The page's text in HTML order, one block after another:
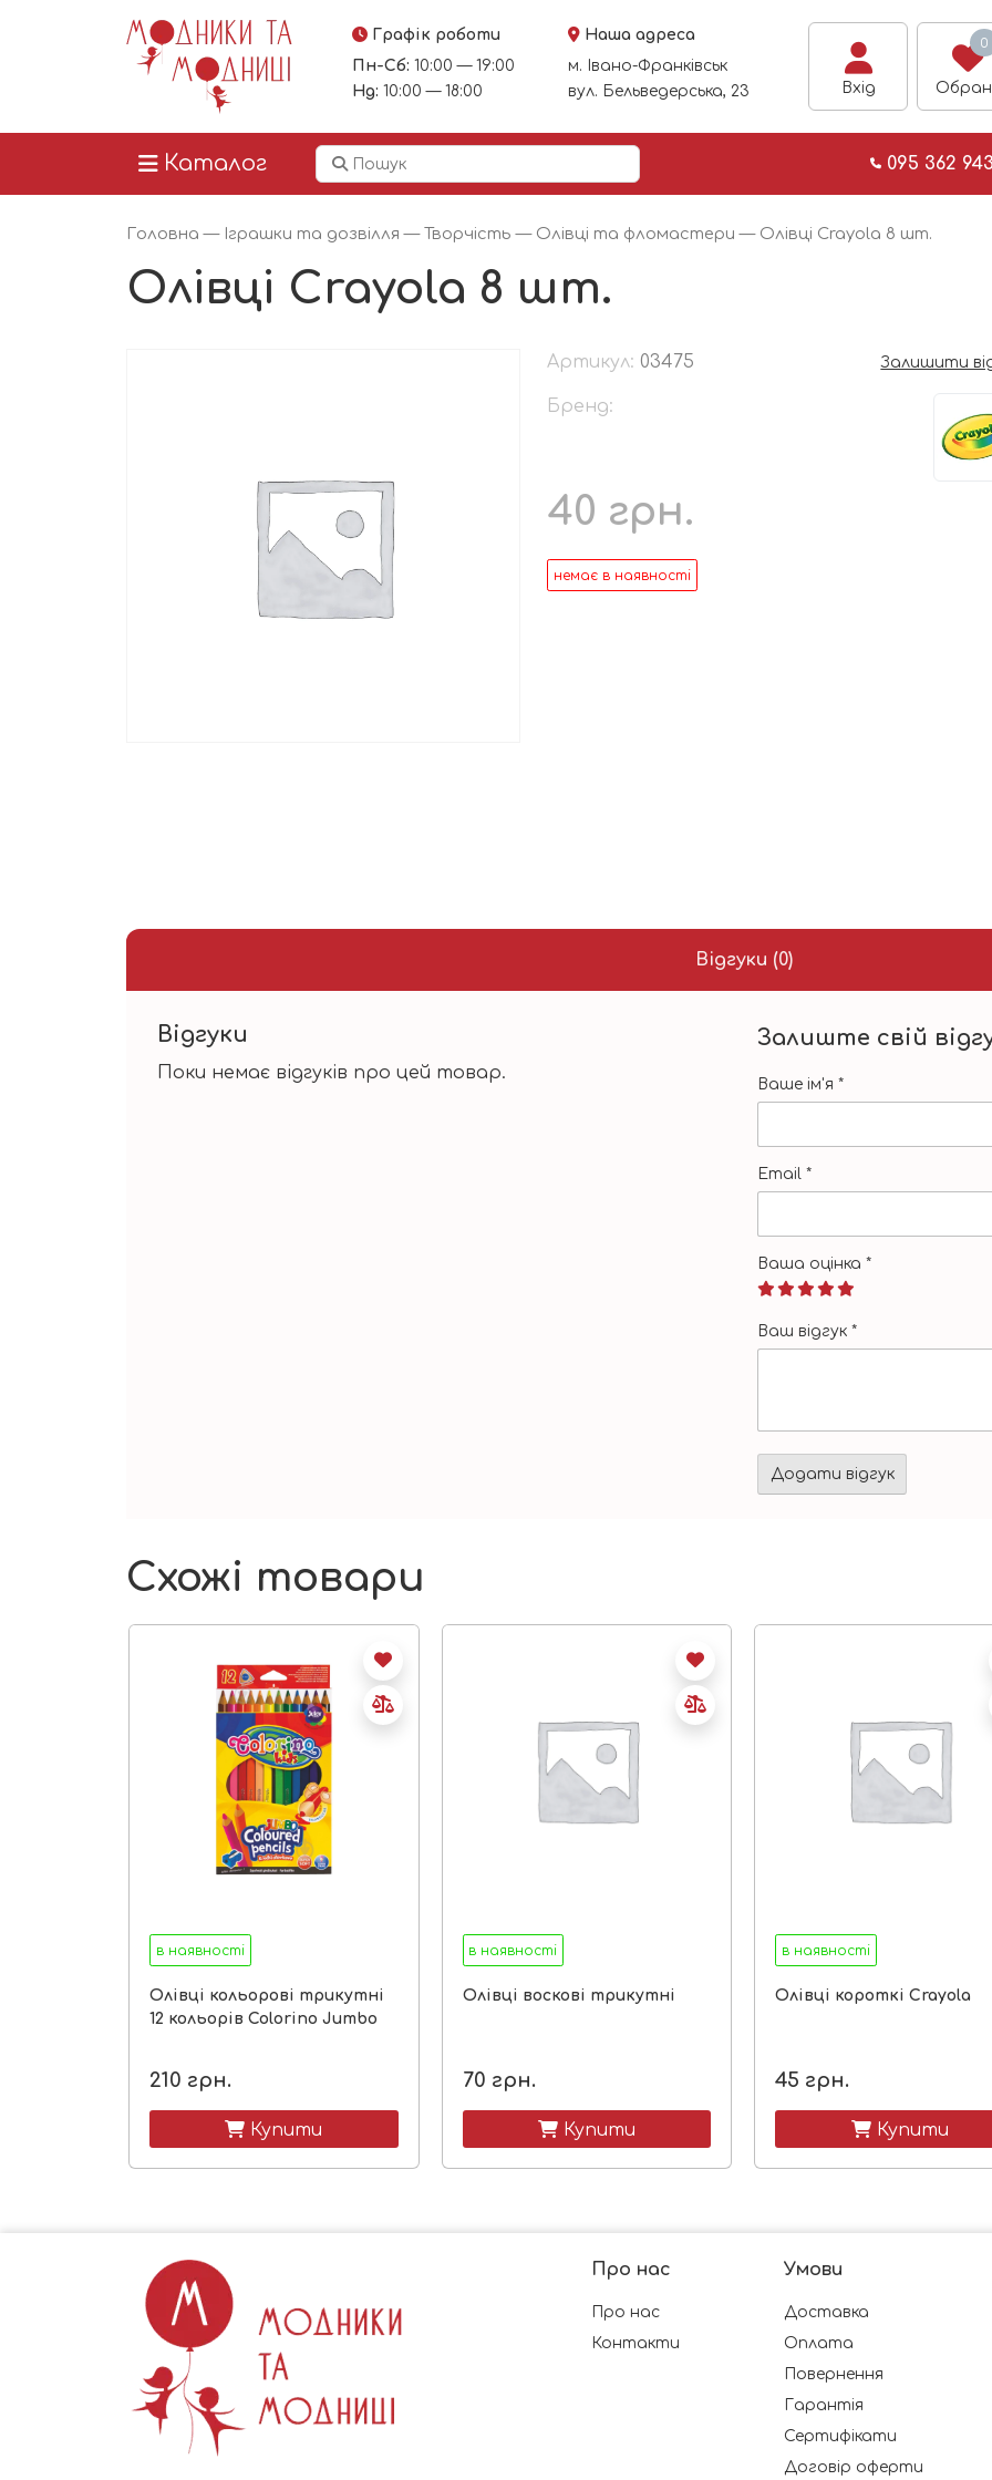
Графік роботи
Пн-Сб: 10:00 — 19:00
Нд: 10:00 — 18:00
Наша адреса
м. Івано-Франківськ
вул. Бельведерська, 23
Вхід
0
Каталог 095 362
Головна — Іграшки та дозвілля —Творчість — Олівці та фломастери — Олівці Crayola 8 шт.
Олівці Crayola 8 шт.
Артикул: 03475 Залишити
Бренд:
40 грн.
немає в наявності
Відгуки (0)
Відгуки
Поки немає відгуків про цей товар.
Залиште свій
Ваше ім'я *
Email *
Ваша оцінка *
Ваш відгук *
Схожі товари
в наявності
Олівці кольорові трикутні
12 кольорів Colorino Jumbo
210 грн.
 Купити
в наявності
Олівці воскові трикутні
70 грн.
 Купити
в наявності
Олівці короткі Crayola
45 грн.
 Купити
Про нас
Про нас
Контакти
Умови
Доставка
Оплата
Повернення
Гарантія
Сертифікати
Договір оферти